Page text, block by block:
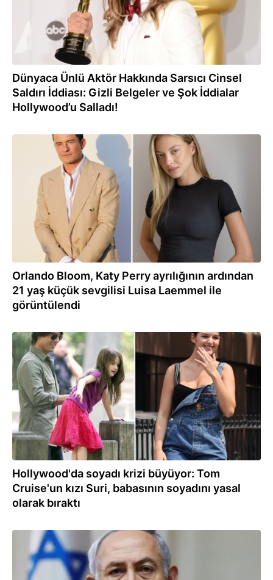
Dünyaca Ünlü Aktör Hakkında Sarsıcı Cinsel
Saldırı İddiası: Gizli Belgeler ve Şok İddialar
Hollywood’u Salladı!
28.07.2026
Orlando Bloom, Katy Perry ayrılığının ardından
21 yaş küçük sevgilisi Luisa Laemmel ile
görüntülendi
28.07.2026
Hollywood'da soyadı krizi büyüyor: Tom
Cruise'un kızı Suri, babasının soyadını yasal
olarak bıraktı
27.07.2026